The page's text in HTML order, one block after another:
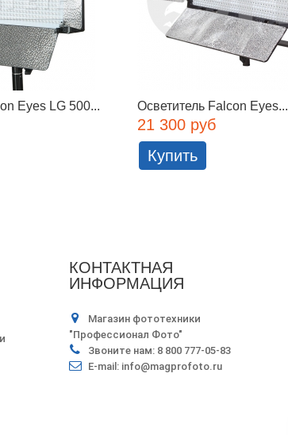
Eyes LG 500... Осветитель Falcon Eyes...
21 300 руб
Купить
КОНТАКТНАЯ
ИНФОРМАЦИЯ
Магазин фототехники
"Профессионал Фото"
Звоните нам: 8 800 777-05-83
E-mail: info@magprofoto.ru